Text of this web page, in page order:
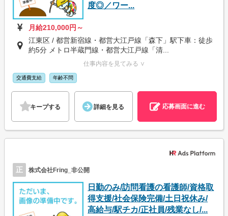
度◎／ワー...
月給210,000円～
江東区 / 都営新宿線・都営大江戸線「森下」駅下車：徒歩
約5分 メトロ半蔵門線・都営大江戸線「清...
仕事内容を見てみる ∨
交通費支給 年齢不問
キープする 詳細を見る 応募画面に進む
正 株式会社Fring_非公開
日勤のみ/訪問看護の看護師/資格取
得支援/社会保険完備/土日祝休み/
高給与/駅チカ/正社員/残業なし/...